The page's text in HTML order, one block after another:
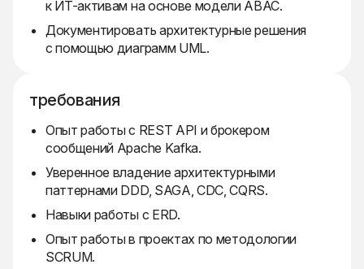
к ИТ-активам на основе модели ABAC.
Документировать архитектурные решения
с помощью диаграмм UML.
требования
Опыт работы с REST API и брокером
сообщений Apache Kafka.
Уверенное владение архитектурными
паттернами DDD, SAGA, CDC, CQRS.
Навыки работы с ERD.
Опыт работы в проектах по методологии
SCRUM.